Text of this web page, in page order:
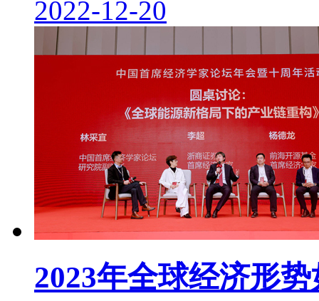
2022-12-20
2023年全球经济形